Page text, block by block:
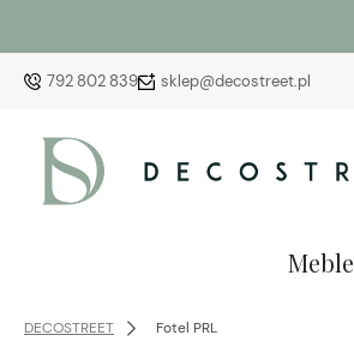
792 802 839 sklep@decostreet.pl
Meble
DECOSTREET Fotel PRL